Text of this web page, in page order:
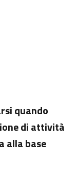
quando
di attività
alla base